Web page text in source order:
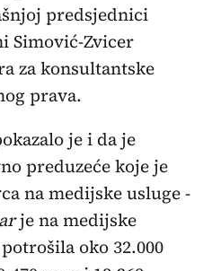
predsjednici
Simović-Zvicer
za konsultantske
prava.
je i da je
preduzeće koje je
na medijske usluge -
je na medijske
oko 32.000